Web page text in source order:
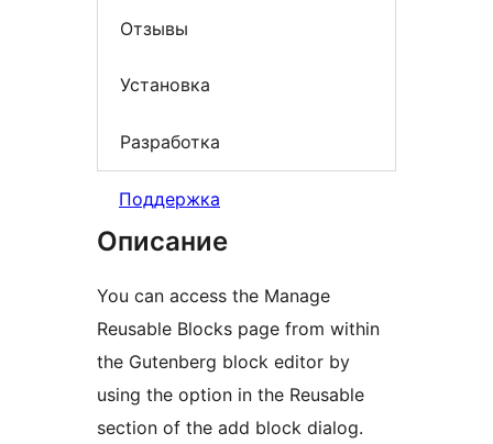
Отзывы
Установка
Разработка
Поддержка
Описание
You can access the Manage
Reusable Blocks page from within
the Gutenberg block editor by
using the option in the Reusable
section of the add block dialog.